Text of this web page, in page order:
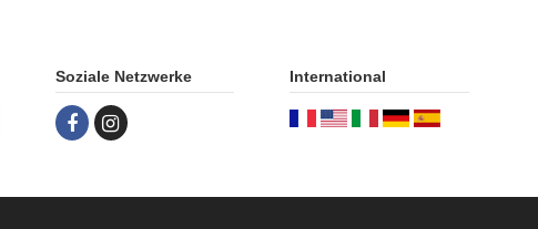
Soziale Netzwerke International